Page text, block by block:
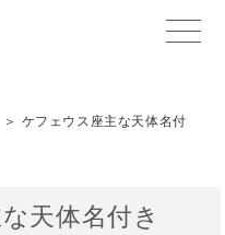
toggle
＞ ケフェウス座主な天体名付
天体名付き